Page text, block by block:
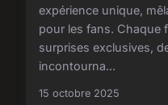
expérience unique,
pour les fans. Chaque
surprises exclusives,
incontourna...
15 octobre 2025